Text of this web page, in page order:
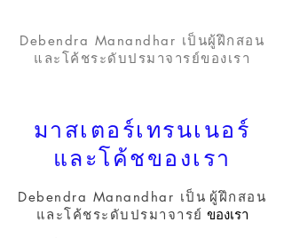
Debendra Manandhar เป็นผู้ฝึกสอน
และโค้ชระดับปรมาจารย์ของเรา
มาสเตอร์เทรนเนอร์
และโค้ชของเรา
Debendra Manandhar เป็น ผู้ฝึกสอน
และโค้ชระดับปรมาจารย์ ของเรา